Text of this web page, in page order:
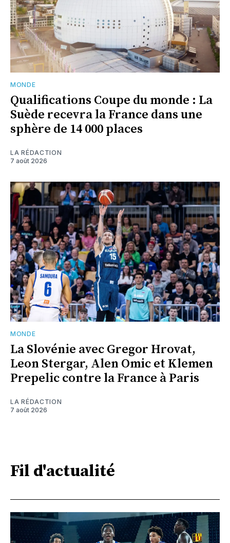
MONDE
Qualifications Coupe du monde : La
Suède recevra la France dans une
sphère de 14 000 places
LA RÉDACTION
7 août 2026
MONDE
La Slovénie avec Gregor Hrovat,
Leon Stergar, Alen Omic et Klemen
Prepelic contre la France à Paris
LA RÉDACTION
7 août 2026
Fil d'actualité